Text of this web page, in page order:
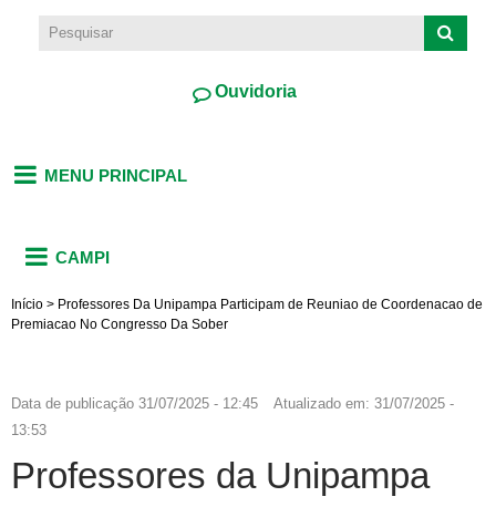
Ouvidoria
MENU PRINCIPAL
CAMPI
Início > Professores Da Unipampa Participam de Reuniao de Coordenacao de
Premiacao No Congresso Da Sober
Data de publicação 31/07/2025 - 12:45 Atualizado em: 31/07/2025 -
13:53
Professores da Unipampa